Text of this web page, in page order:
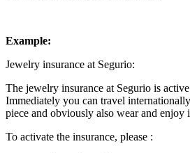
Example:
Jewelry insurance at Segurio:
The jewelry insurance at Segurio is
Immediately you can travel
piece and obviously also wear and enjoy
To activate the insurance, please :